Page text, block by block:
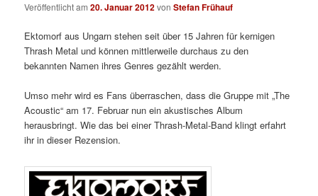
Veröffentlicht am20. Januar 2012vonStefan Frühauf
Ektomorf aus Ungarn stehen seit über 15 Jahren für kernigen
Thrash Metal und können mittlerweile durchaus zu den
bekannten Namen ihres Genres gezählt werden.
Umso mehr wird es Fans überraschen, dass die Gruppe mit „The
Acoustic“ am 17. Februar nun ein akustisches Album
herausbringt. Wie das bei einer Thrash-Metal-Band klingt erfahrt
ihr in dieser Rezension.